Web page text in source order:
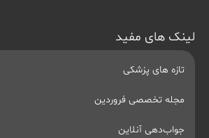
لینک های مفید
تازه های پزشکی
مجله تخصصی فروردین
جواب‌دهی آنلاین